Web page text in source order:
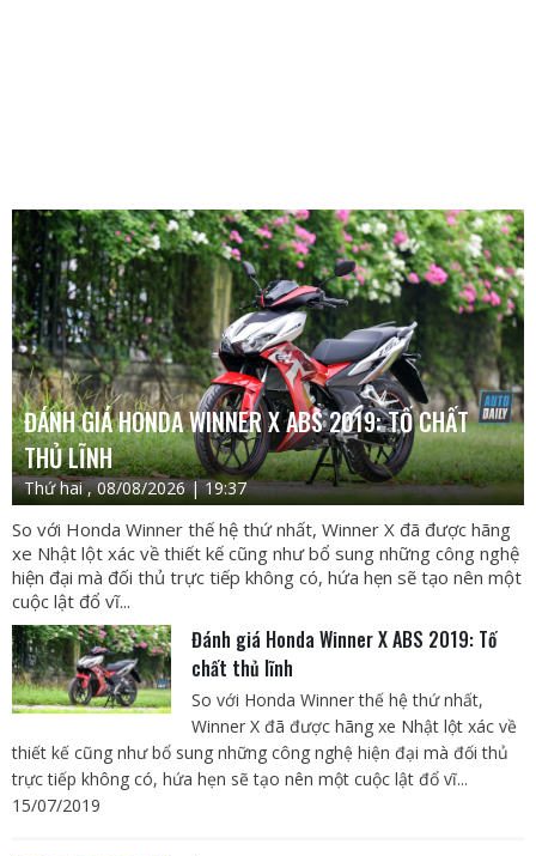
ĐÁNH GIÁ HONDA WINNER X ABS 2019: TỐ CHẤT
THỦ LĨNH
Thứ hai , 08/08/2026 | 19:37
So với Honda Winner thế hệ thứ nhất, Winner X đã được hãng
xe Nhật lột xác về thiết kế cũng như bổ sung những công nghệ
hiện đại mà đối thủ trực tiếp không có, hứa hẹn sẽ tạo nên một
cuộc lật đổ vĩ...
Đánh giá Honda Winner X ABS 2019: Tố
chất thủ lĩnh
So với Honda Winner thế hệ thứ nhất,
Winner X đã được hãng xe Nhật lột xác về
thiết kế cũng như bổ sung những công nghệ hiện đại mà đối thủ
trực tiếp không có, hứa hẹn sẽ tạo nên một cuộc lật đổ vĩ...
15/07/2019